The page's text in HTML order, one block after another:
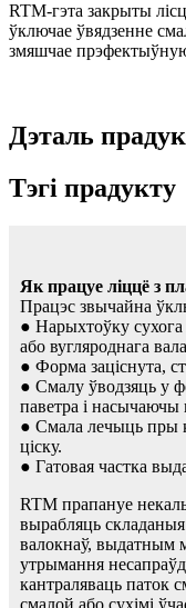
RTM-гэта закрыты
ўключае ўвядзенне
змяшчае
Дэталь
Тэгі прадукту
Як працуе ліццё з
Працэс звычайна
● Нарыхтоўку
або вугляроднага
● Форма заціснута,
● Смалу ўводзяць у
паветра і насычаючы
● Смала лечыць пры
ціску.
● Гатовая частка
RTM прапануе
вырабляць
валокнаў, выдатным
утрымання
кантраляваць паток
смалой або сухімі